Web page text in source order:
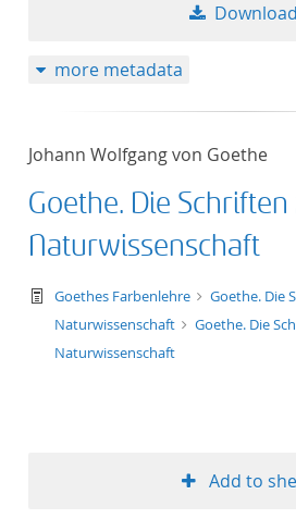
Download
more metadata
Johann Wolfgang von Goethe
Goethe. Die
Naturwissenschaft
text/tg.work+xml
Goethes Farbenlehre
Goethe. Die
Naturwissenschaft
Goethe. Die
Naturwissenschaft
Add to